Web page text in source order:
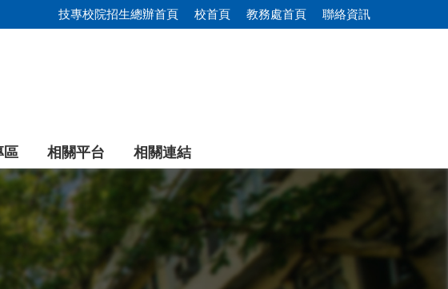
技專校院招生總辦首頁 校首頁 教務處首頁 聯絡資訊
區 相關平台 相關連結